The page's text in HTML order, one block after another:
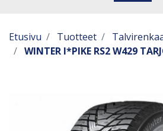
Etusivu Tuotteet
WINTER I*PIKE RS2 W429